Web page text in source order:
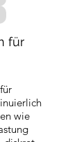
für
wie